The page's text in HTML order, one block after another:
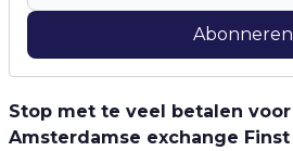
Abonneren
Stop met te veel betalen
Amsterdamse exchange